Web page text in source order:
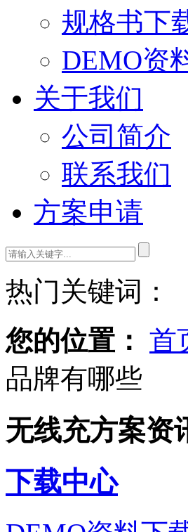
规格书下
DEMO资
关于我们
公司简介
联系我们
方案申请
热门关键词：
您的位置： 首
品牌有哪些
无线充方案资
下载中心